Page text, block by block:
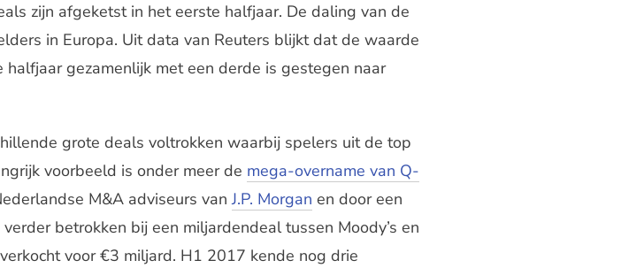
zijn afgeketst in het eerste halfjaar. De daling van de
in Europa. Uit data van Reuters blijkt dat de waarde
gezamenlijk met een derde is gestegen naar
grote deals voltrokken waarbij spelers uit de top
voorbeeld is onder meer de mega-overname van Q-
M&A adviseurs vanJ.P. Morgan en door een
betrokken bij een miljardendeal tussen Moody’s en
voor €3 miljard. H1 2017 kende nog drie